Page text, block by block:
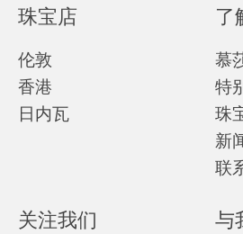
珠宝店
伦敦
香港
日内瓦
了
慕
特
珠
新
联
关注我们 与